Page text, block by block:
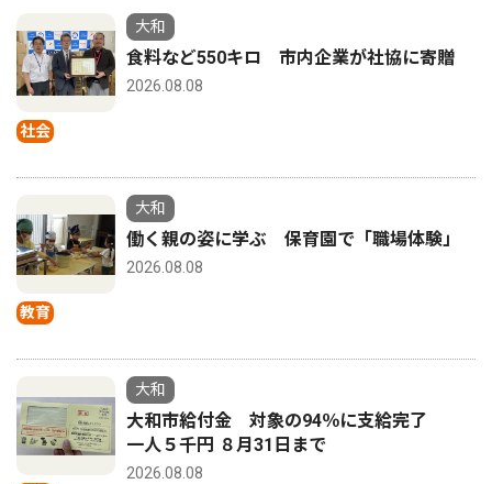
社会
大和
食料など550キロ 市内企業が社協に寄贈
2026.08.08
教育
大和
働く親の姿に学ぶ 保育園で「職場体験」
2026.08.08
大和
大和市給付金 対象の94％に支給完了
一人５千円 ８月31日まで
2026.08.08